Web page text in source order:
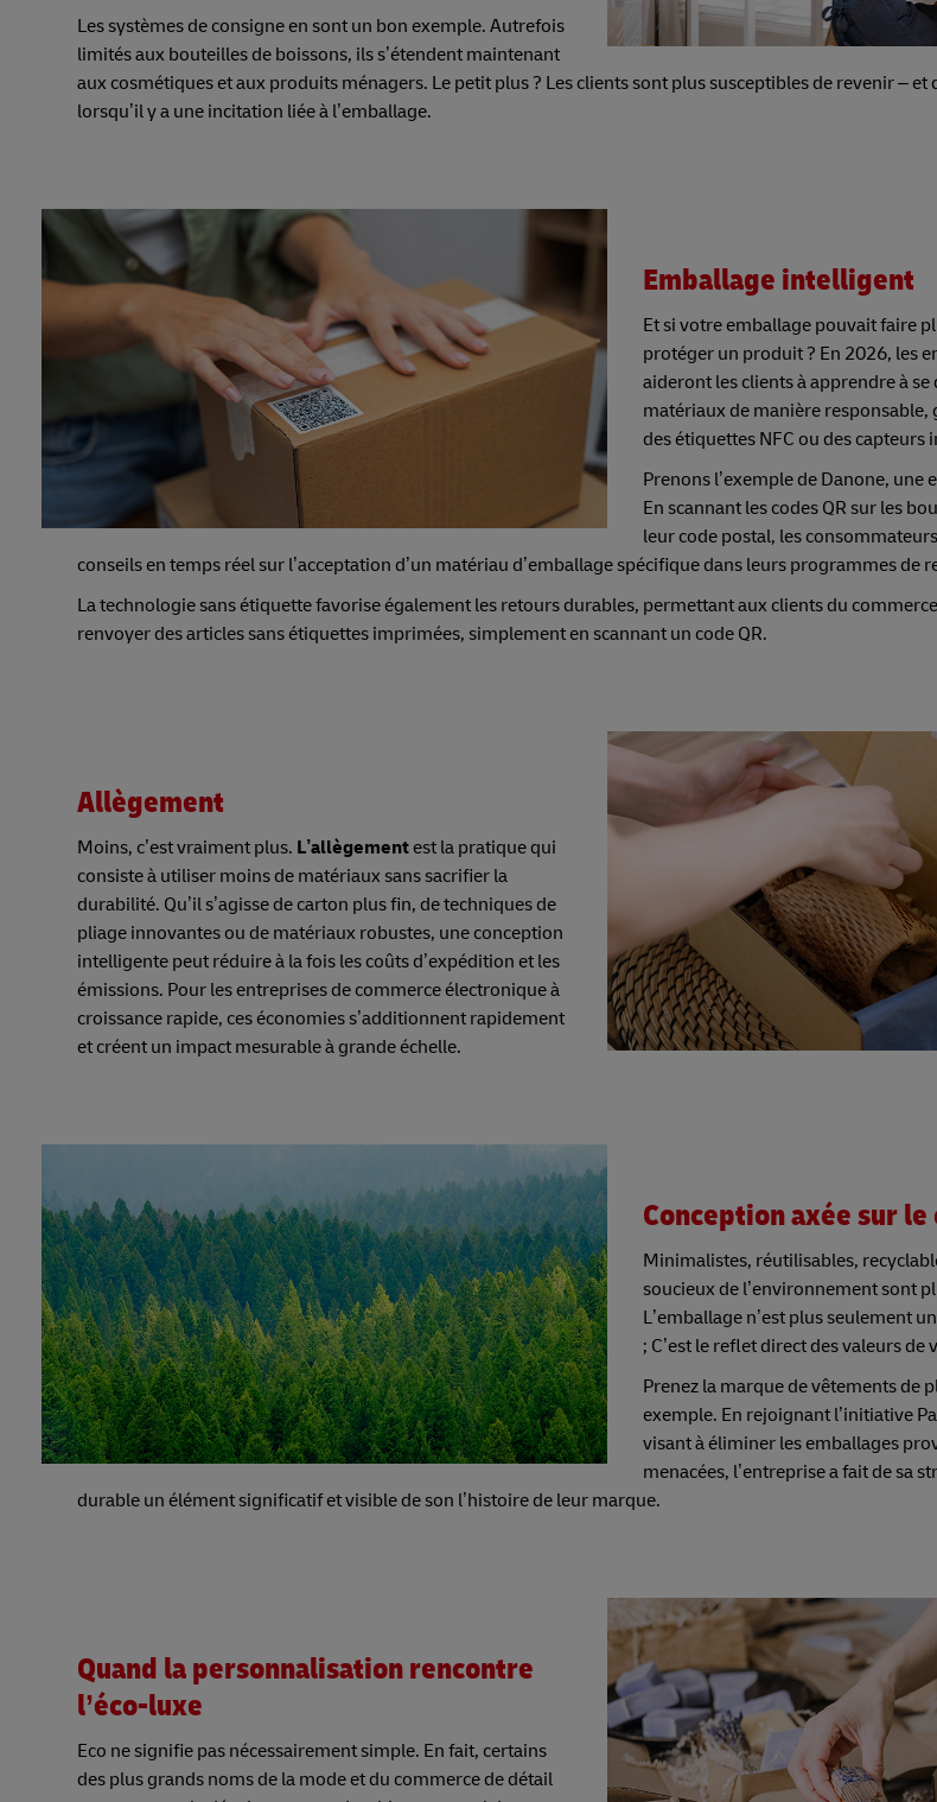
Les systèmes de consigne en sont un bon exemple. Autrefois
limités aux bouteilles de boissons, ils s’étendent maintenant
aux cosmétiques et aux produits ménagers. Le petit plus ? Les clients sont plus susceptibles de revenir – et
lorsqu’il y a une incitation liée à l’emballage.
Emballage intelligent
Et si votre emballage pouvait faire
protéger un produit ? En 2026, les
aideront les clients à apprendre à se
matériaux de manière responsable,
des étiquettes NFC ou des capteurs
Prenons l’exemple de Danone, une
En scannant les codes QR sur les
leur code postal, les
conseils en temps réel sur l’acceptation d’un matériau d’emballage spécifique dans leurs programmes de
La technologie sans étiquette favorise également les retours durables, permettant aux clients du
renvoyer des articles sans étiquettes imprimées, simplement en scannant un code QR.
Allègement
Moins, c’est vraiment plus. L’allègement est la pratique qui
consiste à utiliser moins de matériaux sans sacrifier la
durabilité. Qu’il s’agisse de carton plus fin, de techniques de
pliage innovantes ou de matériaux robustes, une conception
intelligente peut réduire à la fois les coûts d’expédition et les
émissions. Pour les entreprises de commerce électronique à
croissance rapide, ces économies s’additionnent rapidement
et créent un impact mesurable à grande échelle.
Conception axée sur
Minimalistes, réutilisables,
soucieux de l’environnement sont
L’emballage n’est plus seulement
; C’est le reflet direct des valeurs de
Prenez la marque de vêtements de
exemple. En rejoignant l’initiative
visant à éliminer les emballages
menacées, l’entreprise a fait de sa
durable un élément significatif et visible de son l’histoire de leur marque.
Quand la personnalisation rencontre
l’éco-luxe
Eco ne signifie pas nécessairement simple. En fait, certains
des plus grands noms de la mode et du commerce de détail